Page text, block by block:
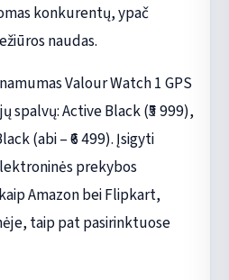
konkurentų, ypač
naudas.
Valour Watch 1 GPS
spalvų: Active Black (₹5 999),
(abi – ₹6 499). Įsigyti
prekybos
Amazon bei Flipkart,
taip pat pasirinktuose